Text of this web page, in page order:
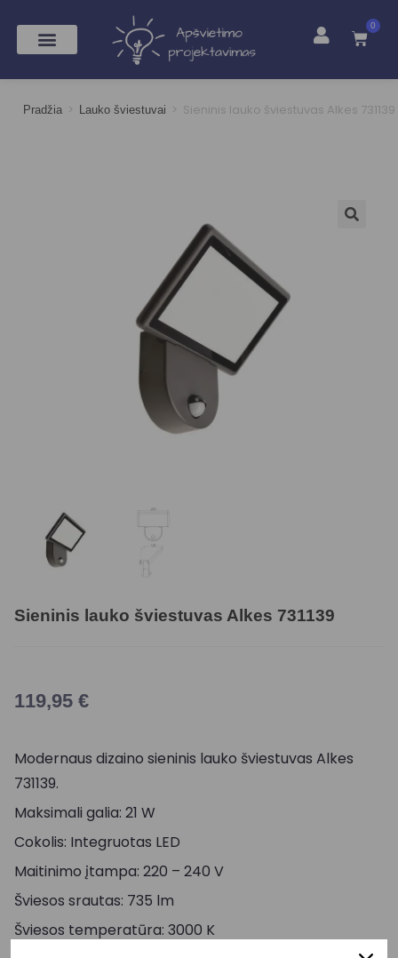
0
Pradžia > Lauko šviestuvai > Sieninis lauko šviestuvas Alkes 731139
Sieninis lauko šviestuvas Alkes 731139
119,95 €
Modernaus dizaino sieninis lauko šviestuvas Alkes
731139.
Maksimali galia: 21 W
Cokolis: Integruotas LED
Maitinimo įtampa: 220 – 240 V
Šviesos srautas: 735 lm
Šviesos temperatūra: 3000 K